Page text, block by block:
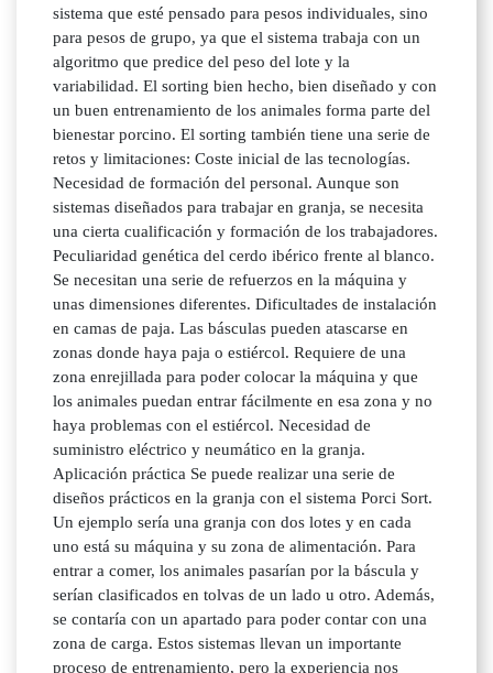
sistema que esté pensado para pesos individuales, sino
para pesos de grupo, ya que el sistema trabaja con un
algoritmo que predice del peso del lote y la
variabilidad. El sorting bien hecho, bien diseñado y con
un buen entrenamiento de los animales forma parte del
bienestar porcino. El sorting también tiene una serie de
retos y limitaciones: Coste inicial de las tecnologías.
Necesidad de formación del personal. Aunque son
sistemas diseñados para trabajar en granja, se necesita
una cierta cualificación y formación de los trabajadores.
Peculiaridad genética del cerdo ibérico frente al blanco.
Se necesitan una serie de refuerzos en la máquina y
unas dimensiones diferentes. Dificultades de instalación
en camas de paja. Las básculas pueden atascarse en
zonas donde haya paja o estiércol. Requiere de una
zona enrejillada para poder colocar la máquina y que
los animales puedan entrar fácilmente en esa zona y no
haya problemas con el estiércol. Necesidad de
suministro eléctrico y neumático en la granja.
Aplicación práctica Se puede realizar una serie de
diseños prácticos en la granja con el sistema Porci Sort.
Un ejemplo sería una granja con dos lotes y en cada
uno está su máquina y su zona de alimentación. Para
entrar a comer, los animales pasarían por la báscula y
serían clasificados en tolvas de un lado u otro. Además,
se contaría con un apartado para poder contar con una
zona de carga. Estos sistemas llevan un importante
proceso de entrenamiento, pero la experiencia nos